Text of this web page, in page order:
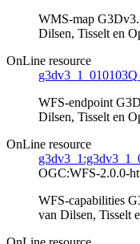
WMS-map
Dilsen, Tisselt en
OnLine resource
WFS-endpoint
Dilsen, Tisselt en
OnLine resource
OGC:WFS-2.0.0-
WFS-capabilities
van Dilsen, Tisselt